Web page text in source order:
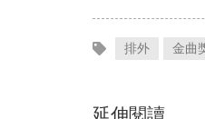
排外 金曲